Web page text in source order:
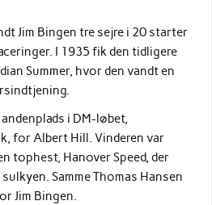
Jim Bingen tre sejre i 20 starter
I 1935 fik den tidligere
Summer, hvor den vandt en
i DM-løbet,
for Albert Hill. Vinderen var
tophest, Hanover Speed, der
Samme Thomas Hansen
Jim Bingen.